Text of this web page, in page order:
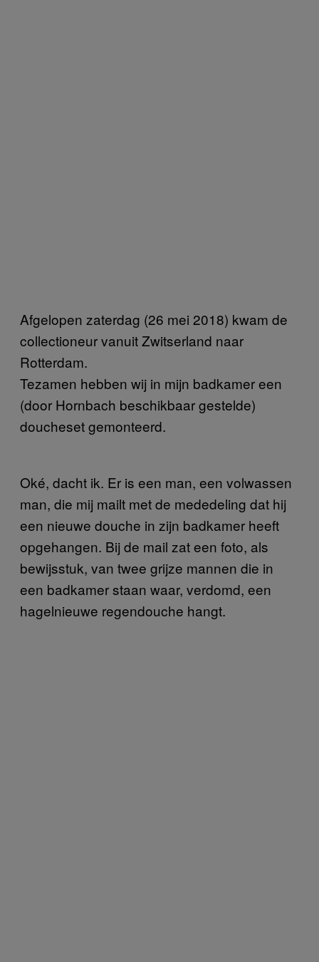
Afgelopen zaterdag (26 mei 2018) kwam de
collectioneur vanuit Zwitserland naar
Rotterdam.
Tezamen hebben wij in mijn badkamer een
(door Hornbach beschikbaar gestelde)
doucheset gemonteerd.
Oké, dacht ik. Er is een man, een volwassen
man, die mij mailt met de mededeling dat hij
een nieuwe douche in zijn badkamer heeft
opgehangen. Bij de mail zat een foto, als
bewijsstuk, van twee grijze mannen die in
een badkamer staan waar, verdomd, een
hagelnieuwe regendouche hangt.